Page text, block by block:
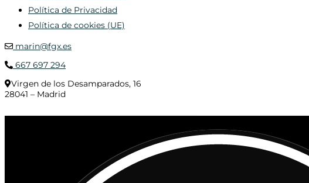
Política de Privacidad
Política de cookies (UE)
marin@fgx.es
667 697 294
Virgen de los Desamparados, 16
28041 – Madrid